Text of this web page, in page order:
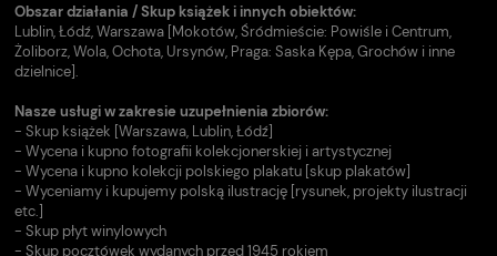
Obszar działania / Skup książek i innych obiektów:
Lublin, Łódź, Warszawa [Mokotów, Śródmieście: Powiśle i Centrum,
Żoliborz, Wola, Ochota, Ursynów, Praga: Saska Kępa, Grochów i inne
dzielnice].
Nasze usługi w zakresie uzupełnienia zbiorów:
- Skup książek [Warszawa, Lublin, Łódź]
- Wycena i kupno fotografii kolekcjonerskiej i artystycznej
- Wycena i kupno kolekcji polskiego plakatu [skup plakatów]
- Wyceniamy i kupujemy polską ilustrację [rysunek, projekty ilustracji
etc.]
- Skup płyt winylowych
- Skup pocztówek wydanych przed 1945 rokiem